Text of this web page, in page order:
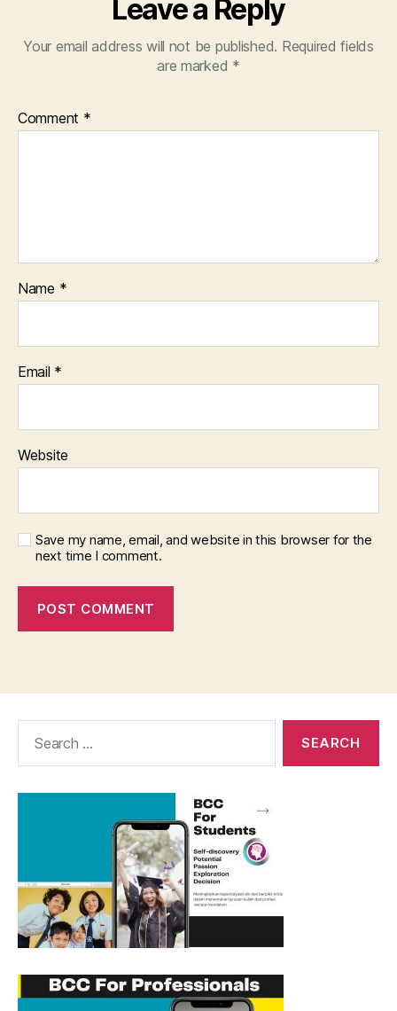
Leave a Reply
Your email address will not be published. Required fields
are marked *
Comment *
Name *
Email *
Website
Save my name, email, and website in this browser for the
next time I comment.